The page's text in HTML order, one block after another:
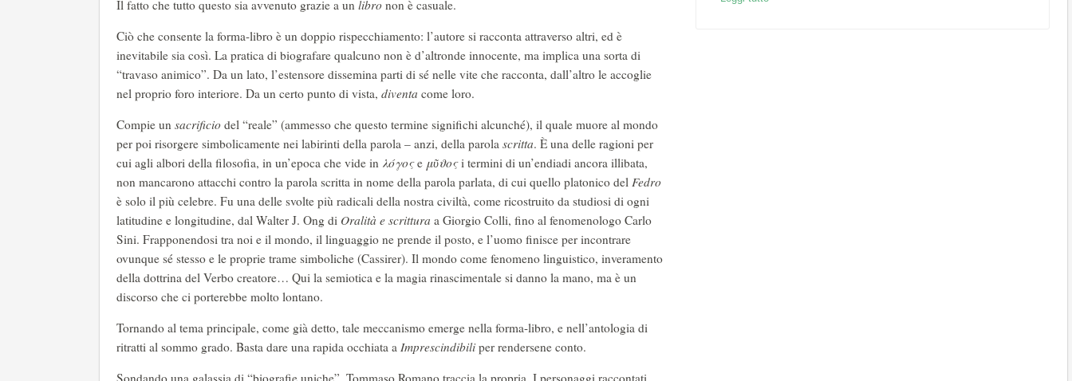
Il fatto che tutto questo sia avvenuto grazie a un libro non è casuale.
Ciò che consente la forma-libro è un doppio rispecchiamento: l’autore si racconta attraverso altri, ed è
inevitabile sia così. La pratica di biografare qualcuno non è d’altronde innocente, ma implica una sorta di
“travaso animico”. Da un lato, l’estensore dissemina parti di sé nelle vite che racconta, dall’altro le accoglie
nel proprio foro interiore. Da un certo punto di vista, diventa come loro.
Compie un sacrificio del “reale” (ammesso che questo termine significhi alcunché), il quale muore al mondo
per poi risorgere simbolicamente nei labirinti della parola – anzi, della parola scritta. È una delle ragioni per
cui agli albori della filosofia, in un’epoca che vide in λόγοςe μῦϑοςi termini di un’endiadi ancora illibata,
non mancarono attacchi contro la parola scritta in nome della parola parlata, di cui quello platonico del Fedro
è solo il più celebre. Fu una delle svolte più radicali della nostra civiltà, come ricostruito da studiosi di ogni
latitudine e longitudine, dal Walter J. Ong di Oralità e scrittura a Giorgio Colli, fino al fenomenologo Carlo
Sini. Frapponendosi tra noi e il mondo, il linguaggio ne prende il posto, e l’uomo finisce per incontrare
ovunque sé stesso e le proprie trame simboliche (Cassirer). Il mondo come fenomeno linguistico, inveramento
della dottrina del Verbo creatore… Qui la semiotica e la magia rinascimentale si danno la mano, ma è un
discorso che ci porterebbe molto lontano.
Tornando al tema principale, come già detto, tale meccanismo emerge nella forma-libro, e nell’antologia di
ritratti al sommo grado. Basta dare una rapida occhiata a Imprescindibili per rendersene conto.
Sondando una galassia di “biografie uniche”, Tommaso Romano traccia la propria. I personaggi raccontati